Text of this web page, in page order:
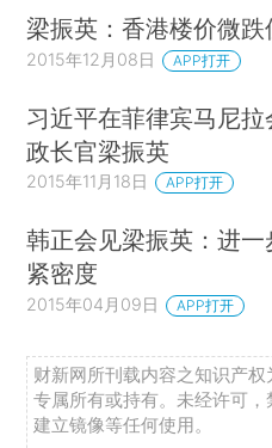
梁振英：香港楼价微
2015年12月08日 APP打开
习近平在菲律宾马尼
政长官梁振英
2015年11月18日 APP打开
韩正会见梁振英：进
紧密度
2015年04月09日 APP打开
财新网所刊载内容之知识产
专属所有或持有。未经许可
建立镜像等任何使用。